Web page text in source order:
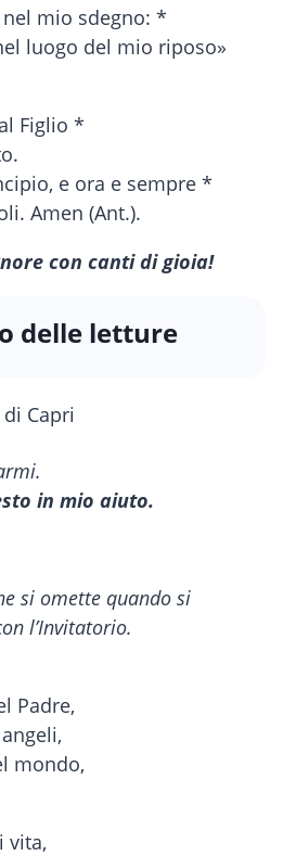
mio sdegno: *
luogo del mio riposo»
Figlio *
e ora e sempre *
Amen (Ant.).
con canti di gioia!
delle letture
in mio aiuto.
si omette quando si
l’Invitatorio.
Padre,
mondo,
vita,